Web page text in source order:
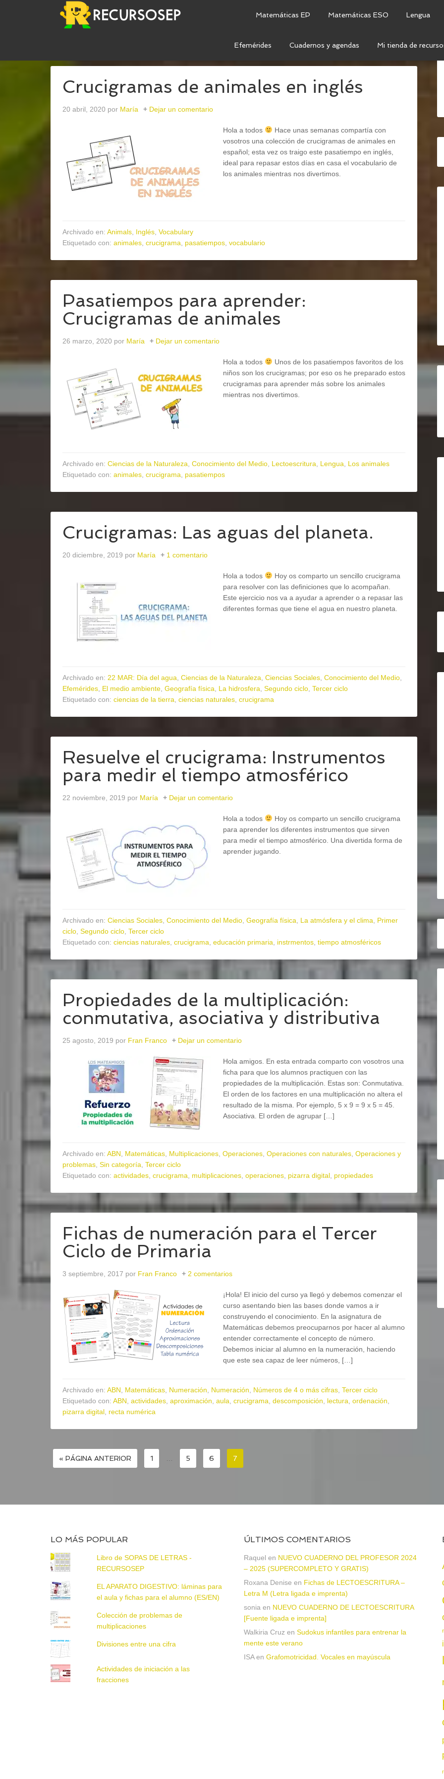
Matemáticas EP Matemáticas ESO Lengua
Efemérides Cuadernos y agendas Mi tienda de
Crucigramas de animales en inglés
20 abril, 2020 por María Dejar un comentario
Hola a todos
Hace unas semanas compartía con
vosotros una colección de crucigramas de animales en
español; esta vez os traigo este pasatiempo en inglés,
ideal para repasar estos días en casa el vocabulario de
los animales mientras nos divertimos.
Archivado en: Animals Inglés Vocabulary
Etiquetado con: animales crucigrama pasatiempos vocabulario
Pasatiempos para aprender:
Crucigramas de animales
26 marzo, 2020 por María Dejar un comentario
Hola a todos
Unos de los pasatiempos favoritos de los
niños son los crucigramas; por eso os he preparado estos
crucigramas para aprender más sobre los animales
mientras nos divertimos.
Archivado en: Ciencias de la Naturaleza Conocimiento del Medio Lectoescritura Lengua
Los animales
Etiquetado con: animales crucigrama pasatiempos
Crucigramas: Las aguas del planeta.
20 diciembre, 2019 por María 1 comentario
Hola a todos
Hoy os comparto un sencillo crucigrama
para resolver con las definiciones que lo acompañan.
Este ejercicio nos va a ayudar a aprender o a repasar las
diferentes formas que tiene el agua en nuestro planeta.
Archivado en: 22 MAR: Día del agua Ciencias de la Naturaleza Ciencias Sociales Conocimiento del Medio
Efemérides El medio ambiente Geografía física La hidrosfera Segundo ciclo Tercer ciclo
Etiquetado con: ciencias de la tierra ciencias naturales crucigrama
Resuelve el crucigrama: Instrumentos
para medir el tiempo atmosférico
22 noviembre, 2019 por María Dejar un comentario
Hola a todos
Hoy os comparto un sencillo crucigrama
para aprender los diferentes instrumentos que sirven
para medir el tiempo atmosférico. Una divertida forma de
aprender jugando.
Archivado en: Ciencias Sociales Conocimiento del Medio Geografía física La atmósfera y el clima
Primer
ciclo Segundo ciclo Tercer ciclo
Etiquetado con: ciencias naturales crucigrama educación primaria instrmentos tiempo atmosféricos
Propiedades de la multiplicación:
conmutativa, asociativa y distributiva
25 agosto, 2019 por Fran Franco Dejar un comentario
Hola amigos. En esta entrada comparto con vosotros una
ficha para que los alumnos practiquen con las
propiedades de la multiplicación. Estas son: Conmutativa.
El orden de los factores en una multiplicación no altera el
resultado de la misma. Por ejemplo, 5 x 9 = 9 x 5 = 45.
Asociativa. El orden de agrupar […]
Archivado en: ABN Matemáticas Multiplicaciones Operaciones Operaciones con naturales Operaciones y
problemas Sin categoría Tercer ciclo
Etiquetado con: actividades crucigrama multiplicaciones operaciones pizarra digital propiedades
Fichas de numeración para el Tercer
Ciclo de Primaria
3 septiembre, 2017 por Fran Franco 2 comentarios
¡Hola! El inicio del curso ya llegó y debemos comenzar el
curso asentando bien las bases donde vamos a ir
construyendo el conocimiento. En la asignatura de
Matemáticas debemos preocuparnos por hacer al alumno
entender correctamente el concepto de número.
Debemos iniciar al alumno en la numeración, haciendo
que este sea capaz de leer números, […]
Archivado en: ABN Matemáticas Numeración Numeración Números de 4 o más cifras Tercer ciclo
Etiquetado con: ABN actividades aproximación aula crucigrama descomposición lectura ordenación
pizarra digital recta numérica
« PÁGINA ANTERIOR 1 5 6 7
LO MÁS POPULAR
Libro de SOPAS DE LETRAS -
RECURSOSEP
EL APARATO DIGESTIVO: láminas para
el aula y fichas para el alumno (ES/EN)
Colección de problemas de
multiplicaciones
Divisiones entre una cifra
Actividades de iniciación a las
fracciones
ÚLTIMOS COMENTARIOS
Raquel en NUEVO CUADERNO DEL PROFESOR 2024
– 2025 (SUPERCOMPLETO Y GRATIS)
Roxana Denise en Fichas de LECTOESCRITURA –
Letra M (Letra ligada e imprenta)
sonia en NUEVO CUADERNO DE LECTOESCRITURA
[Fuente ligada e imprenta]
Walkiria Cruz en Sudokus infantiles para entrenar la
mente este verano
ISAen Grafomotricidad. Vocales en mayúscula